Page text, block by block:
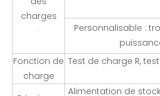
charges
·
Personnalisable :
Fonction de
charge
Test de charge R,
Alimentation de